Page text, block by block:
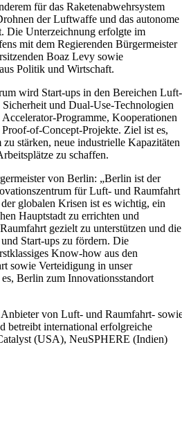
für das Raketenabwehrsystem
der Luftwaffe und das autonome
Die Unterzeichnung erfolgte im
mit dem Regierenden Bürgermeister
Boaz Levy sowie
Politik und Wirtschaft.
wird Start-ups in den Bereichen Luft-
und Dual-Use-Technologien
Programme, Kooperationen
of-Concept-Projekte. Ziel ist es,
stärken, neue industrielle Kapazitäten
zu schaffen.
von Berlin: „Berlin ist der
für Luft- und Raumfahrt
globalen Krisen ist es wichtig, ein
Hauptstadt zu errichten und
gezielt zu unterstützen und die
Start-ups zu fördern. Die
Know-how aus den
sowie Verteidigung in unser
Berlin zum Innovationsstandort
von Luft- und Raumfahrt-
betreibt international erfolgreiche
(USA), NeuSPHERE (Indien)